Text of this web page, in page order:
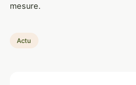
mesure.
Actu